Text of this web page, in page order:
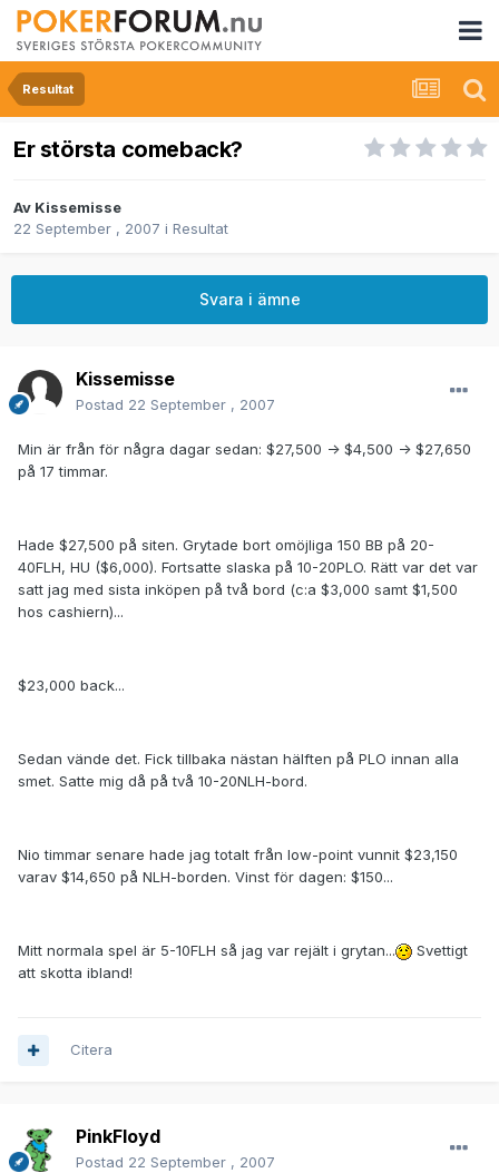
Resultat
Er största comeback?
Av Kissemisse
22 September , 2007 i Resultat
Svara i ämne
Kissemisse
Postad 22 September , 2007
Min är från för några dagar sedan: $27,500 -> $4,500 -> $27,650
på 17 timmar.
Hade $27,500 på siten. Grytade bort omöjliga 150 BB på 20-
40FLH, HU ($6,000). Fortsatte slaska på 10-20PLO. Rätt var det var
satt jag med sista inköpen på två bord (c:a $3,000 samt $1,500
hos cashiern)...
$23,000 back...
Sedan vände det. Fick tillbaka nästan hälften på PLO innan alla
smet. Satte mig då på två 10-20NLH-bord.
Nio timmar senare hade jag totalt från low-point vunnit $23,150
varav $14,650 på NLH-borden. Vinst för dagen: $150...
Mitt normala spel är 5-10FLH så jag var rejält i grytan...
Svettigt
att skotta ibland!
Citera
PinkFloyd
Postad 22 September , 2007